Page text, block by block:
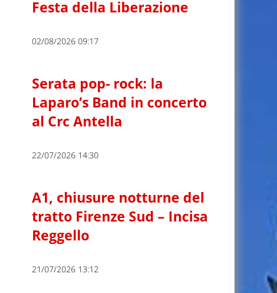
Festa della Liberazione
02/08/2026 09:17
Serata pop- rock: la
Laparo’s Band in concerto
al Crc Antella
22/07/2026 14:30
A1, chiusure notturne del
tratto Firenze Sud – Incisa
Reggello
21/07/2026 13:12